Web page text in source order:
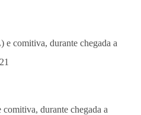
durante chegada a